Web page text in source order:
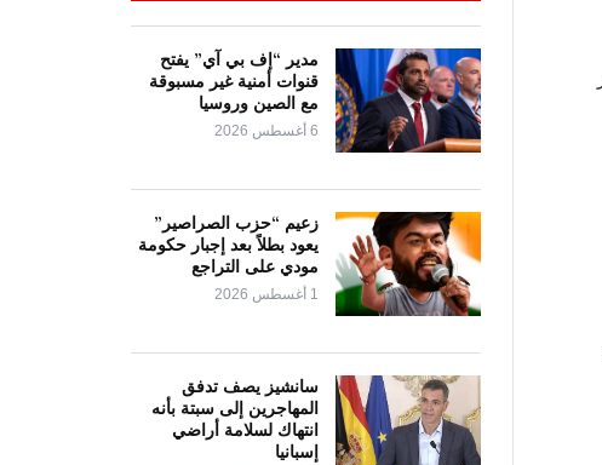
مدير “إف بي آي” يفتح
قنوات أمنية غير مسبوقة
مع الصين وروسيا
6 أغسطس 2026
زعيم “حزب الصراصير”
يعود بطلاً بعد إجبار حكومة
مودي على التراجع
1 أغسطس 2026
سانشيز يصف تدفق
المهاجرين إلى سبتة بأنه
انتهاك لسلامة أراضي
إسبانيا